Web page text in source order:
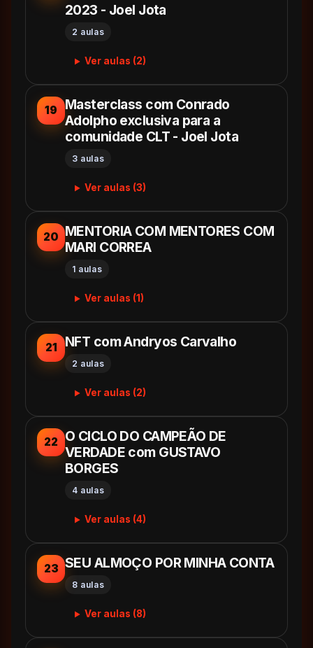
2023 - Joel Jota
2 aulas
Ver aulas (2)
19
Masterclass com Conrado
Adolpho exclusiva para a
comunidade CLT - Joel Jota
3 aulas
Ver aulas (3)
20 MENTORIA COM MENTORES COM
MARI CORREA
1 aulas
Ver aulas (1)
21 NFT com Andryos Carvalho
2 aulas
Ver aulas (2)
22
O CICLO DO CAMPEÃO DE
VERDADE com GUSTAVO
BORGES
4 aulas
Ver aulas (4)
23 SEU ALMOÇO POR MINHA CONTA
8 aulas
Ver aulas (8)